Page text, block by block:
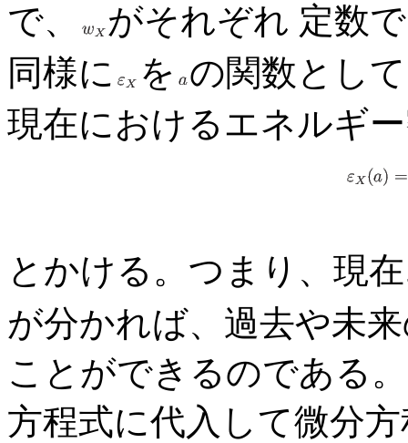
で、
がそれぞれ 定数
同様に
を の関数とし
現在におけるエネルギ
とかける。つまり、現在
が分かれば、過去や未
ことができるのである
方程式に代入して微分